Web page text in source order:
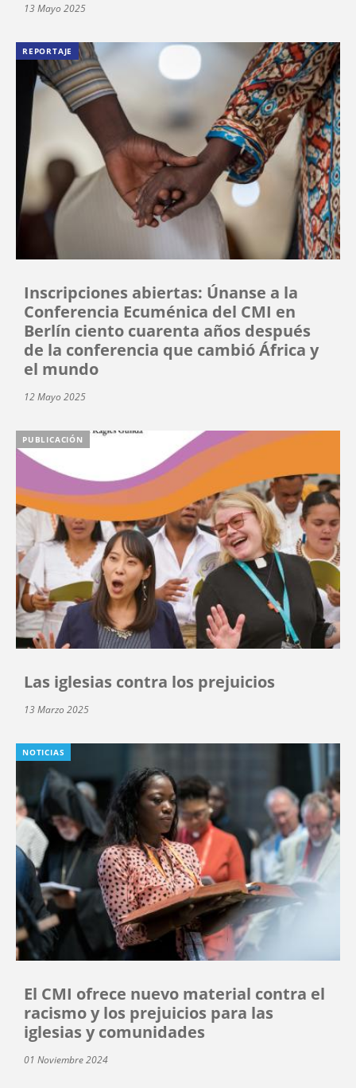
13 Mayo 2025
REPORTAJE
Inscripciones abiertas: Únanse a la
Conferencia Ecuménica del CMI en
Berlín ciento cuarenta años después
de la conferencia que cambió África y
el mundo
12 Mayo 2025
PUBLICACIÓN
Las iglesias contra los prejuicios
13 Marzo 2025
NOTICIAS
El CMI ofrece nuevo material contra el
racismo y los prejuicios para las
iglesias y comunidades
01 Noviembre 2024